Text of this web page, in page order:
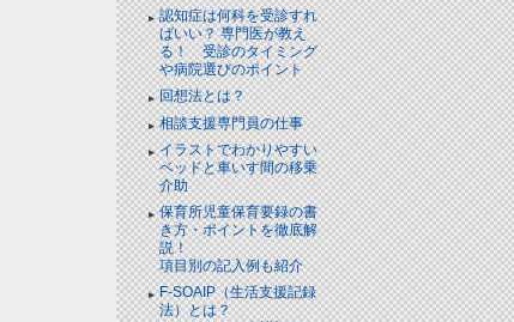
認知症は何科を受診すれ
ばいい？ 専門医が教え
る！ 受診のタイミング
や病院選びのポイント
回想法とは？
相談支援専門員の仕事
イラストでわかりやすい
ベッドと⾞いす間の移乗
介助
保育所児童保育要録の書
き方・ポイントを徹底解
説！
項目別の記入例も紹介
F-SOAIP（生活支援記録
法）とは？